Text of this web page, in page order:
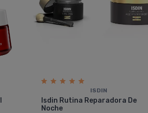
ISDIN
Isdin Rutina Reparadora De
Noche